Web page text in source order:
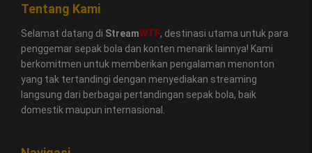
Tentang Kami
Selamat datang di StreamWTF, destinasi utama untuk para
penggemar sepak bola dan konten menarik lainnya! Kami
berkomitmen untuk memberikan pengalaman menonton
yang tak tertandingi dengan menyediakan streaming
langsung dari berbagai pertandingan sepak bola, baik
domestik maupun internasional.